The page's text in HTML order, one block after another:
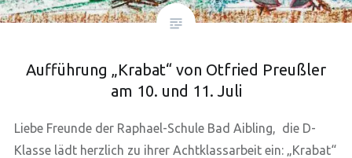
Aufführung „Krabat“ von Otfried Preußler
am 10. und 11. Juli
Liebe Freunde der Raphael-Schule Bad Aibling, die D-
Klasse lädt herzlich zu ihrer Achtklassarbeit ein: „Krabat“